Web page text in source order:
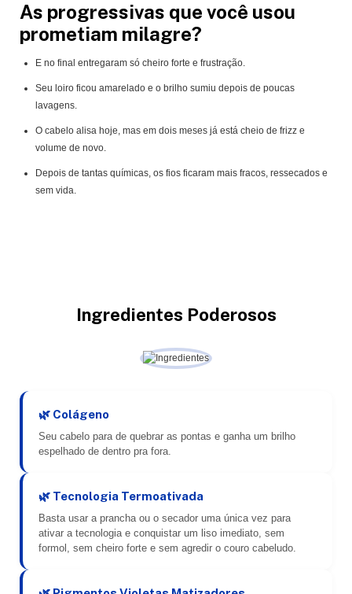
As progressivas que você usou
prometiam milagre?
E no final entregaram só cheiro forte e frustração.
Seu loiro ficou amarelado e o brilho sumiu depois de poucas
lavagens.
O cabelo alisa hoje, mas em dois meses já está cheio de frizz e
volume de novo.
Depois de tantas químicas, os fios ficaram mais fracos, ressecados e
sem vida.
Ingredientes Poderosos
🌿 Colágeno
Seu cabelo para de quebrar as pontas e ganha um brilho
espelhado de dentro pra fora.
🌿 Tecnologia Termoativada
Basta usar a prancha ou o secador uma única vez para
ativar a tecnologia e conquistar um liso imediato, sem
formol, sem cheiro forte e sem agredir o couro cabeludo.